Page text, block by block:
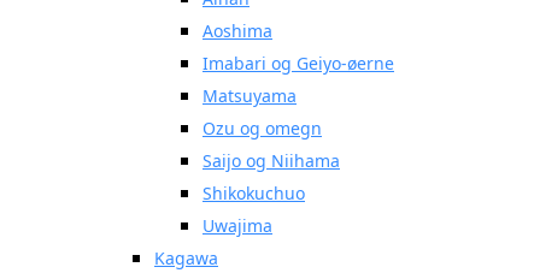
Aoshima
Imabari og Geiyo-øerne
Matsuyama
Ozu og omegn
Saijo og Niihama
Shikokuchuo
Uwajima
Kagawa